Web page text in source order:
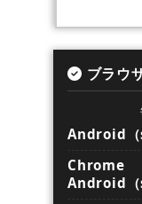
ブラウ
Android（
Chrome
Android（